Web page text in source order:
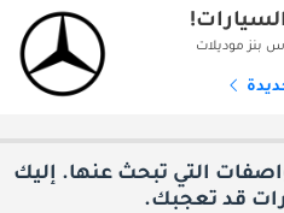
موديلات
التي تبحث عنها. إليك
قد تعجبك.